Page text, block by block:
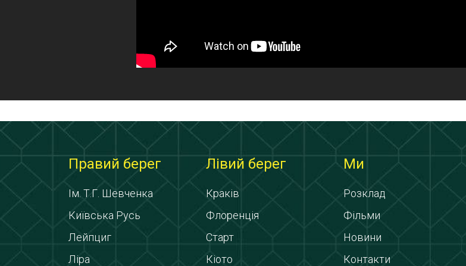
Правий берег
Ім. Т.Г. Шевченка
Київська Русь
Лейпциг
Ліра
Лівий берег
Краків
Флоренція
Старт
Кіото
Ми
Розклад
Фільми
Новини
Контакти